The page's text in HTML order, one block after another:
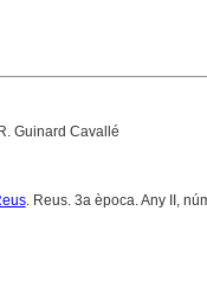
Guinard Cavallé
. Reus. 3a època. Any II,